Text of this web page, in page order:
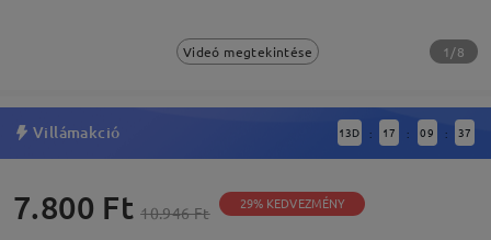
Videó megtekintése 1/8
Villámakció 13D : 17 : 09 : 36
7.800 Ft 10.946 Ft 29% KEDVEZMÉNY